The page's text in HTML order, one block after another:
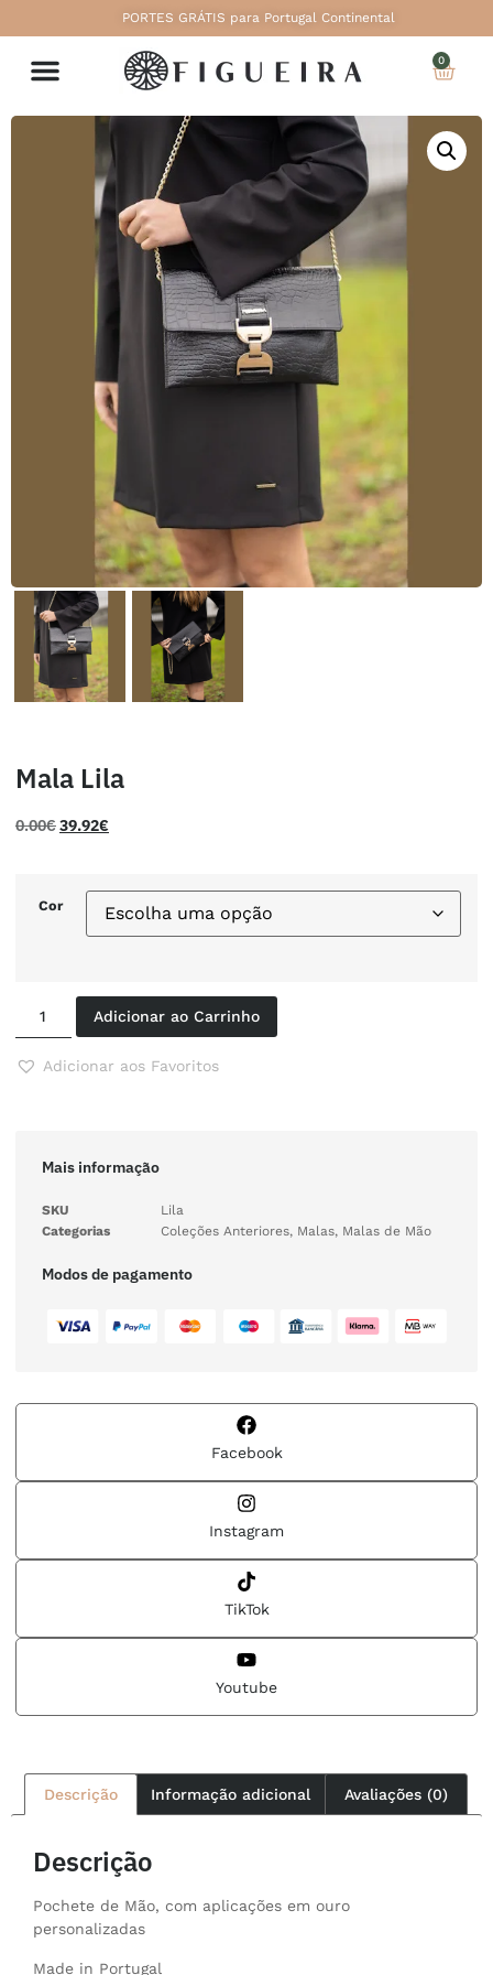
PORTES GRÁTIS para Portugal Continental
0
Mala Lila
0.00€39.92€
Cor
Adicionar ao Carrinho
Adicionar aos Favoritos
Mais informação
SKU
Lila
Categorias
Coleções Anteriores, Malas, Malas de Mão
Modos de pagamento
Facebook
Instagram
TikTok
Youtube
Descrição Informação adicional Avaliações (0)
Descrição
Pochete de Mão, com aplicações em ouro
personalizadas
Made in Portugal